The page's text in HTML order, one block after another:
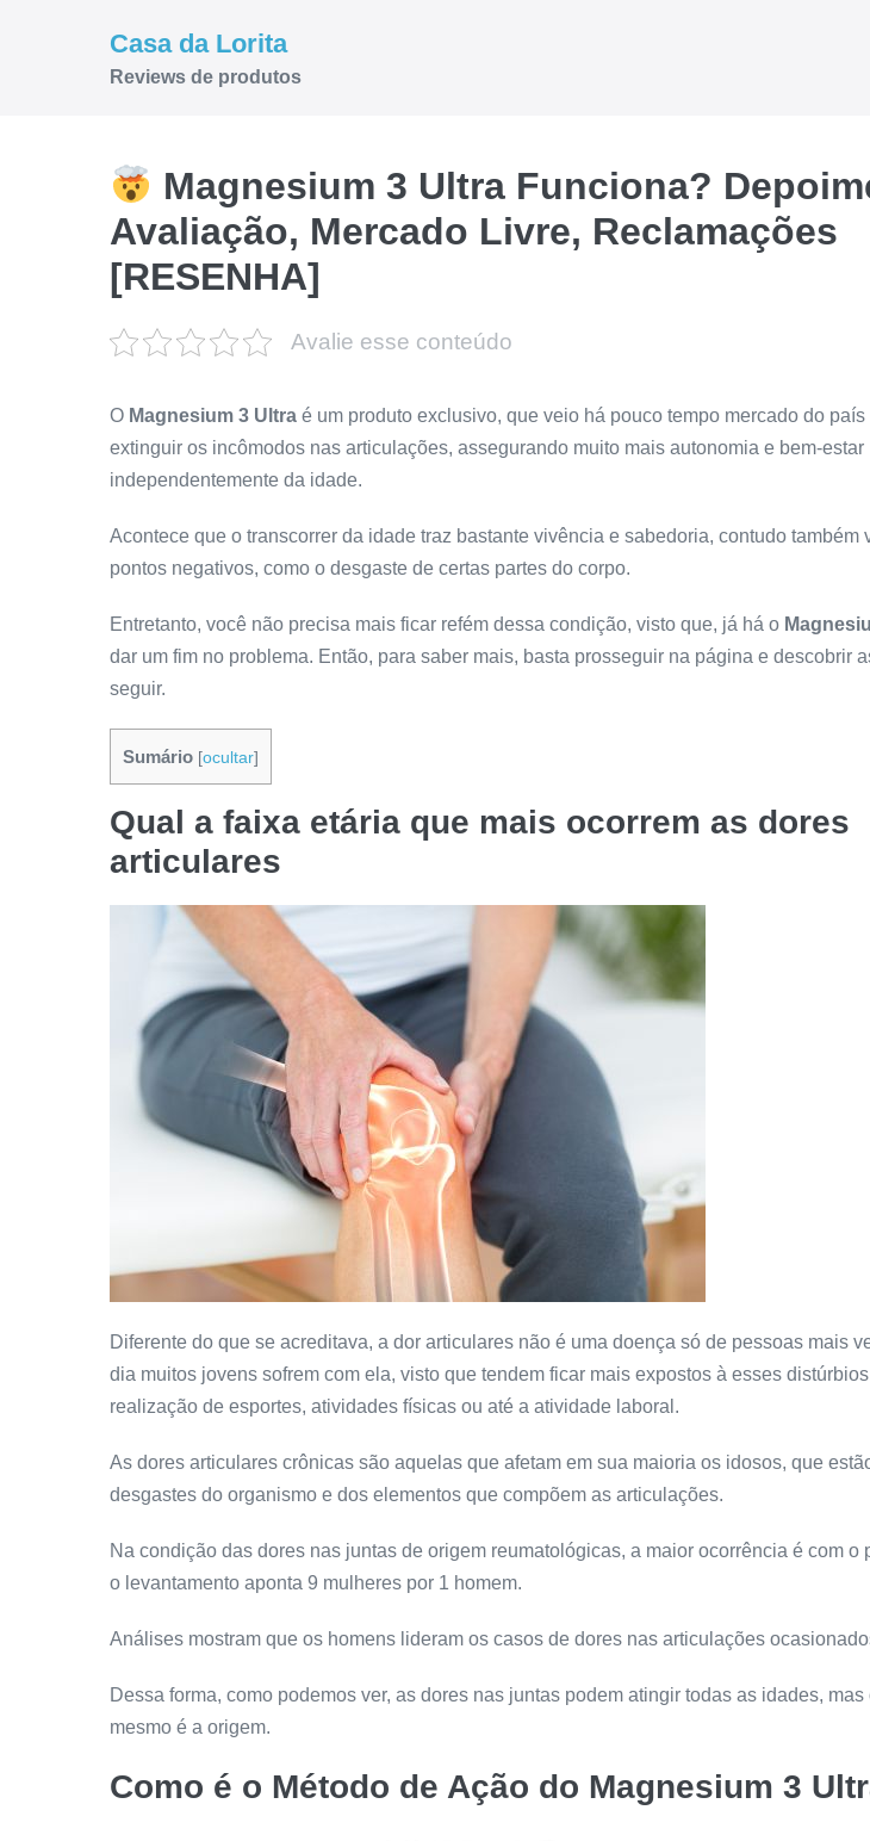
Casa da Lorita
Reviews de produtos
Magnesium 3 Ultra Funciona?
Avaliação, Mercado Livre, Reclamações
[RESENHA]
Avalie esse conteúdo
O Magnesium 3 Ultra é um produto exclusivo, que veio há pouco tempo mercado do país
extinguir os incômodos nas articulações, assegurando muito mais autonomia e bem-estar
independentemente da idade.
Acontece que o transcorrer da idade traz bastante vivência e sabedoria, contudo também
pontos negativos, como o desgaste de certas partes do corpo.
Entretanto, você não precisa mais ficar refém dessa condição, visto que, já há o
dar um fim no problema. Então, para saber mais, basta prosseguir na página e descobrir
seguir.
Sumário [ocultar]
Qual a faixa etária que mais ocorrem as dores
articulares
Diferente do que se acreditava, a dor articulares não é uma doença só de pessoas mais
dia muitos jovens sofrem com ela, visto que tendem ficar mais expostos à esses
realização de esportes, atividades físicas ou até a atividade laboral.
As dores articulares crônicas são aquelas que afetam em sua maioria os idosos, que
desgastes do organismo e dos elementos que compõem as articulações.
Na condição das dores nas juntas de origem reumatológicas, a maior ocorrência é com o
o levantamento aponta 9 mulheres por 1 homem.
Análises mostram que os homens lideram os casos de dores nas articulações
Dessa forma, como podemos ver, as dores nas juntas podem atingir todas as idades, mas
mesmo é a origem.
Como é o Método de Ação do Magnesium 3